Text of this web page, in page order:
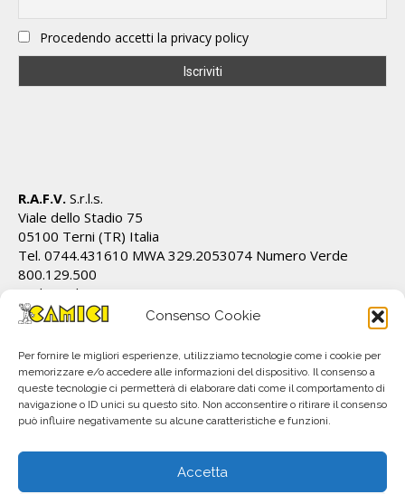
Consenso Cookie
Per fornire le migliori esperienze, utilizziamo tecnologie come i cookie per
memorizzare e/o accedere alle informazioni del dispositivo. Il consenso a
queste tecnologie ci permetterà di elaborare dati come il comportamento di
navigazione o ID unici su questo sito. Non acconsentire o ritirare il consenso
può influire negativamente su alcune caratteristiche e funzioni.
Accetta
Procedendo accetti la privacy policy
R.A.F.V. S.r.l.s.
Viale dello Stadio 75
05100 Terni (TR) Italia
Tel. 0744.431610 MWA 329.2053074 Numero Verde
800.129.500
Cod.Fiscale/P.IVA IT01628820555 REA TR 112162
info@ecamici.it www.ecamici.it